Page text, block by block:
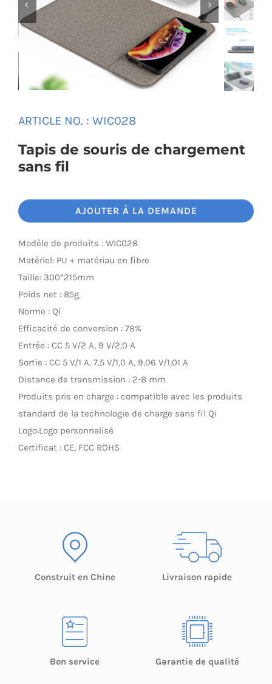
Universal Travel Adapter
Date cable
Converter adapter
Multi-Function Hub
Card Reader
LED Lamp
Nous contacter
 
ARTICLE NO. : WIC028
Tapis de souris de chargement
sans fil
AJOUTER À LA DEMANDE
Modèle de produits : WIC028
Matériel: PU + matériau en fibre
Taille: 300*215mm
Poids net : 85g
Norme : Qi
Efficacité de conversion : 78%
Entrée : CC 5 V/2 A, 9 V/2,0 A
Sortie : CC 5 V/1 A, 7,5 V/1,0 A, 9,06 V/1,01 A
Distance de transmission : 2-8 mm
Produits pris en charge : compatible avec les produits
standard de la technologie de charge sans fil Qi
Logo:Logo personnalisé
Certificat : CE, FCC ROHS
Construit en Chine Livraison rapide
Bon service Garantie de qualité